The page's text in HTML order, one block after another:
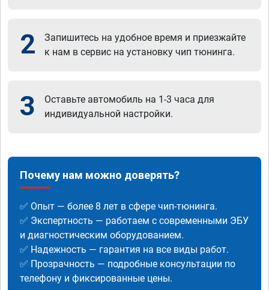
2
Запишитесь на удобное время и приезжайте
к нам в сервис на установку чип тюнинга.
3
Оставьте автомобиль на 1-3 часа для
индивидуальной настройки.
Почему нам можно доверять?
✅ Опыт — более 8 лет в сфере чип-тюнинга.
✅ Экспертность — работаем с современными ЭБУ
и диагностическим оборудованием.
✅ Надежность — гарантия на все виды работ.
✅ Прозрачность — подробные консультации по
телефону и фиксированные цены.